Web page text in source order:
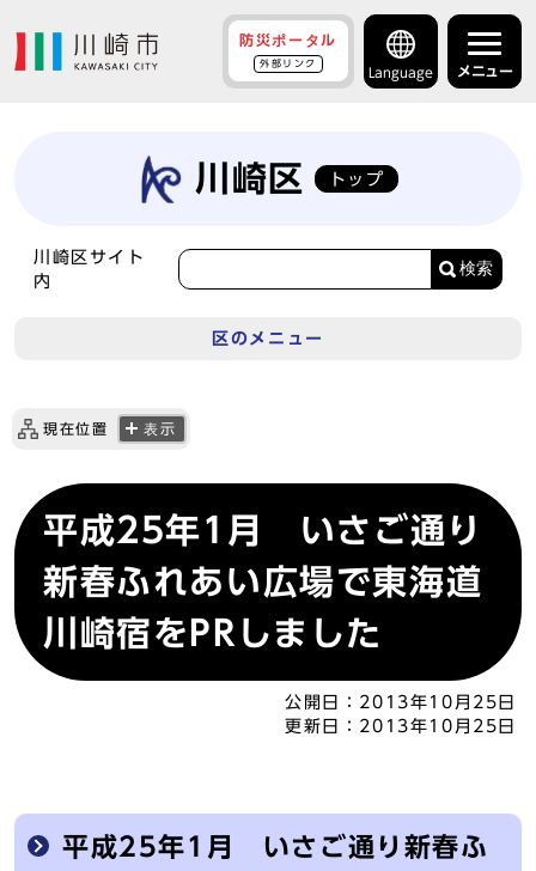
防災ポータル
外部リンク
Language メニュー
川崎区 トップ
川崎区サイト
内
検索
区のメニュー
現在位置 表示
平成25年1月 いさご通り
新春ふれあい広場で東海道
川崎宿をPRしました
公開日： 2013年10月25日
更新日： 2013年10月25日
平成25年1月 いさご通り新春ふ